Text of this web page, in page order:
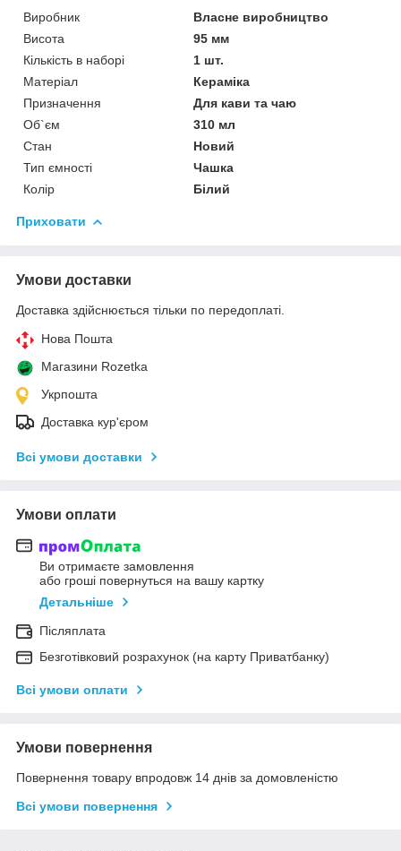
Виробник
Власне виробництво
Висота
95 мм
Кількість в наборі
1 шт.
Матеріал
Кераміка
Призначення
Для кави та чаю
Об`єм
310 мл
Стан
Новий
Тип ємності
Чашка
Колір
Білий
Приховати
Умови доставки
Доставка здійснюється тільки по передоплаті.
Нова Пошта
Магазини Rozetka
Укрпошта
Доставка кур'єром
Всі умови доставки
Умови оплати
Ви отримаєте замовлення
або гроші повернуться на вашу картку
Детальніше
Післяплата
Безготівковий розрахунок (на карту Приватбанку)
Всі умови оплати
Умови повернення
Повернення товару впродовж 14 днів за домовленістю
Всі умови повернення